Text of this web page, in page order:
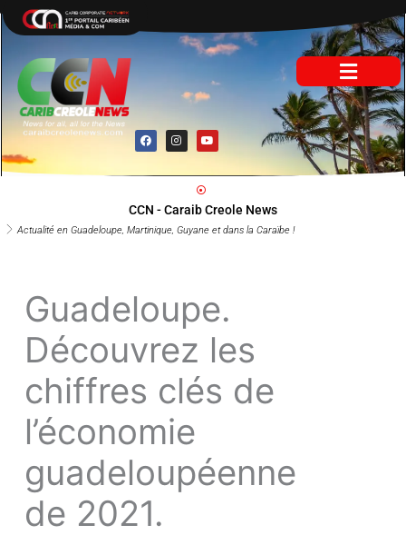
au
F
a
c
b
k
I
n
s
a
a
Y
o
u
u
Actualité en Guadeloupe, Martinique, Guyane et dans la Caraïbe !
CCN - Caraib Creole News
Guadeloupe.
Découvrez les
chiffres clés de
l’économie
guadeloupéenne
de 2021.